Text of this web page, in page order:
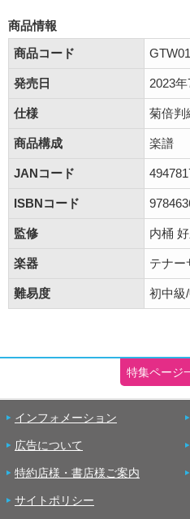
商品情報
商品コード
発売日 2023
仕様 菊倍判
商品構成 楽譜
JANコード
ISBNコード
監修 内桶
楽器 テナー
難易度 初中級
特集ページ
インフォメーション
広告について
特約店様・書店様ご案内
サイトポリシー